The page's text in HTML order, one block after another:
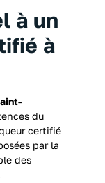
à un
à
du
certifié
par la
des